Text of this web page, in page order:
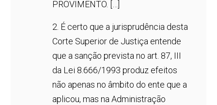
PROVIMENTO. […]
2. É certo que a jurisprudência desta
Corte Superior de Justiça entende
que a sanção prevista no art. 87, III
da Lei 8.666/1993 produz efeitos
não apenas no âmbito do ente que a
aplicou, mas na Administração